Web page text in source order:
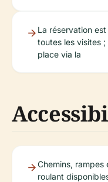
La réservation
toutes les visites
place via la
Chemins,
roulant